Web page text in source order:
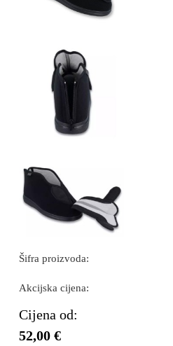
Šifra proizvoda:
Akcijska cijena:
Cijena od:
52,00 €